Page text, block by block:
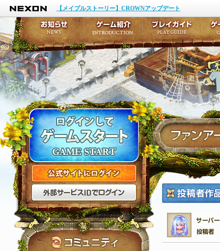
NEXON
【メイプルストーリー】CROWNアップデート
公式サイトにログイン
外部サービスIDでログ
お知らせ
イベント
アップデート
メンテナンス
ゲーム紹介
キャラクター作成
テイルズ初級者講座
ここだけは知ってお